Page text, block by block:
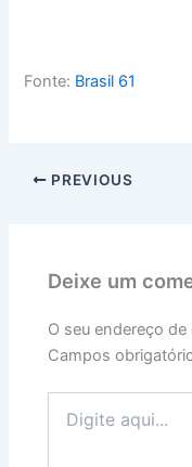
Fonte: Brasil 61
PREVIOUS
Deixe um
O seu endereço
Campos
aqui...